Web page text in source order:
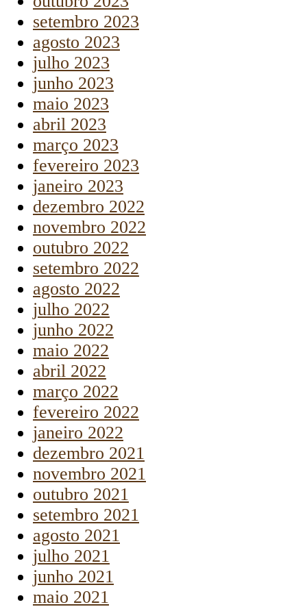
setembro 2023
agosto 2023
julho 2023
junho 2023
maio 2023
abril 2023
março 2023
fevereiro 2023
janeiro 2023
dezembro 2022
novembro 2022
outubro 2022
setembro 2022
agosto 2022
julho 2022
junho 2022
maio 2022
abril 2022
março 2022
fevereiro 2022
janeiro 2022
dezembro 2021
novembro 2021
outubro 2021
setembro 2021
agosto 2021
julho 2021
junho 2021
maio 2021